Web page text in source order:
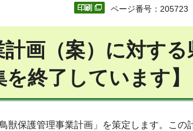
ページ番号：205723
画（案）に対する
終了しています】
保護管理事業計画」を策定します。この